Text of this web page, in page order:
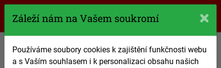
770 61 61 61
Plynové kotle
Záleží nám na Vašem soukromí
Používáme soubory cookies k zajištění funkčnosti webu
a s Vaším souhlasem i k personalizaci obsahu našich